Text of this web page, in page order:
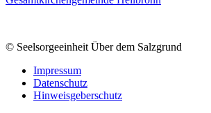
© Seelsorgeeinheit Über dem Salzgrund
Impressum
Datenschutz
Hinweisgeberschutz